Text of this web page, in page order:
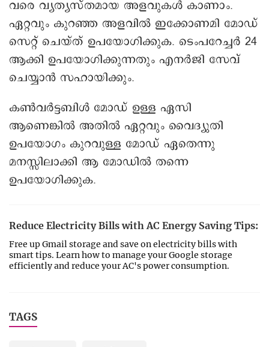
വരെ വ്യത്യസ്തമായ അളവുകള്‍ കാണാം.
ഏറ്റവും കുറഞ്ഞ അളവില്‍ ഇക്കോണമി മോഡ്
സെറ്റ് ചെയ്ത് ഉപയോഗിക്കുക. ടെംപറേച്ചര്‍ 24
ആക്കി ഉപയോഗിക്കുന്നതും എനര്‍ജി സേവ്
ചെയ്യാന്‍ സഹായിക്കും.
കണ്‍വര്‍ട്ടബിള്‍ മോഡ് ഉള്ള ഏസി
ആണെങ്കില്‍ അതില്‍ ഏറ്റവും വൈദ്യുതി
ഉപയോഗം കുറവുള്ള മോഡ് ഏതെന്നു
മനസ്സിലാക്കി ആ മോഡില്‍ തന്നെ
ഉപയോഗിക്കുക.
Reduce Electricity Bills with AC Energy Saving Tips:
Free up Gmail storage and save on electricity bills with
smart tips. Learn how to manage your Google storage
efficiently and reduce your AC's power consumption.
TAGS